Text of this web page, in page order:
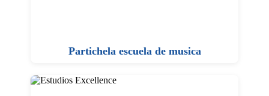
Partichela escuela de musica